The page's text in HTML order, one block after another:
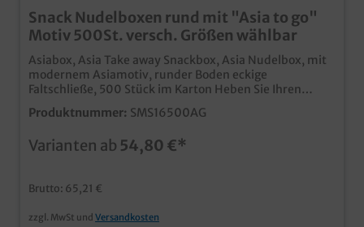
Snack Nudelboxen rund mit "Asia to go"
Motiv 500St. versch. Größen wählbar
Asiabox, Asia Take away Snackbox, Asia Nudelbox, mit
modernem Asiamotiv, runder Boden eckige
Faltschließe, 500 Stück im Karton Heben Sie Ihren
Lieferdienst oder Ihr Take away Geschäft von der Masse
der Konkurrenz ab. Hochwertige Snackbox aus
Fettdicht & Lebensmittelecht Perfekt für Nudeln,
Motiv erhältlich
Produktnummer: SMS16500AG
Varianten ab 54,80 €*
Brutto: 65,21 €
zzgl. MwSt und Versandkosten